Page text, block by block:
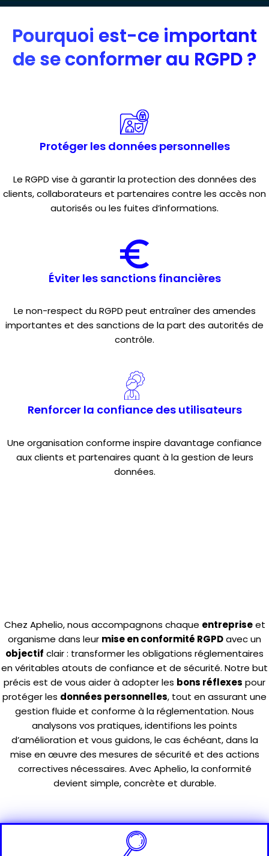
Pourquoi est-ce important
de se conformer au RGPD ?
Protéger les données personnelles
Le RGPD vise à garantir la protection des données des
clients, collaborateurs et partenaires contre les accès non
autorisés ou les fuites d’informations.
Éviter les sanctions financières
Le non-respect du RGPD peut entraîner des amendes
importantes et des sanctions de la part des autorités de
contrôle.
Renforcer la confiance des utilisateurs
Une organisation conforme inspire davantage confiance
aux clients et partenaires quant à la gestion de leurs
données.
Chez Aphelio, nous accompagnons chaque entrepriseet
organisme dans leur mise en conformité RGPDavec un
objectif clair : transformer les obligations réglementaires
en véritables atouts de confiance et de sécurité. Notre but
précis est de vous aider à adopter les bons réflexes pour
protéger les données personnelles, tout en assurant une
gestion fluide et conforme à la réglementation. Nous
analysons vos pratiques, identifions les points
d’amélioration et vous guidons, le cas échéant, dans la
mise en œuvre des mesures de sécurité et des actions
correctives nécessaires. Avec Aphelio, la conformité
devient simple, concrète et durable.